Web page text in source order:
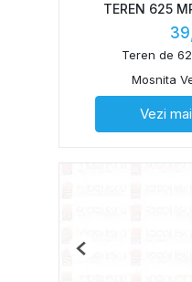
TEREN 625
Teren de
Mosnita
Vezi
Previous